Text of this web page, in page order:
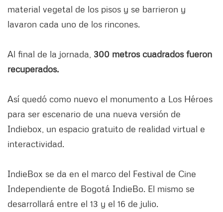
material vegetal de los pisos y se barrieron y
lavaron cada uno de los rincones.
Al final de la jornada, 300 metros cuadrados fueron
recuperados.
Así quedó como nuevo el monumento a Los Héroes
para ser escenario de una nueva versión de
Indiebox, un espacio gratuito de realidad virtual e
interactividad.
IndieBox se da en el marco del Festival de Cine
Independiente de Bogotá IndieBo. El mismo se
desarrollará entre el 13 y el 16 de julio.